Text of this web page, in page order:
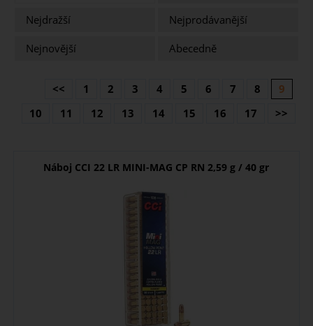
Nejdražší
Nejprodávanější
Nejnovější
Abecedně
<< 1 2 3 4 5 6 7 8
9
10
11 12 13 14 15 16 17 >>
Náboj CCI 22 LR MINI-MAG CP RN 2,59 g / 40 gr